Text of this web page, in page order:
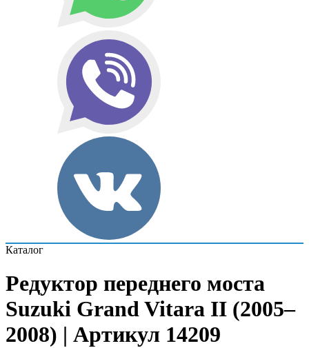
Каталог
Редуктор переднего моста
Suzuki Grand Vitara II (2005–
2008) | Артикул 14209